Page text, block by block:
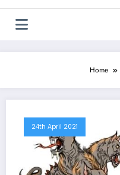
Home
24th April 2021